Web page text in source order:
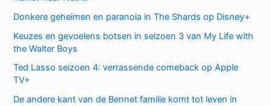
Donkere geheimen en paranoia in The Shards op Disney+
Keuzes en gevoelens botsen in seizoen 3 van My Life with
the Walter Boys
Ted Lasso seizoen 4: verrassende comeback op Apple
TV+
De andere kant van de Bennet familie komt tot leven in